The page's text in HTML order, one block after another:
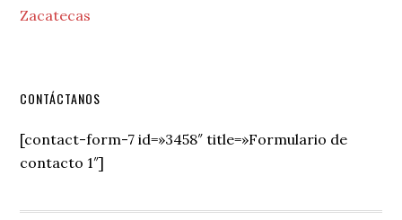
Zacatecas
Secondary
Sidebar
CONTÁCTANOS
[contact-form-7 id=»3458″ title=»Formulario de
contacto 1″]